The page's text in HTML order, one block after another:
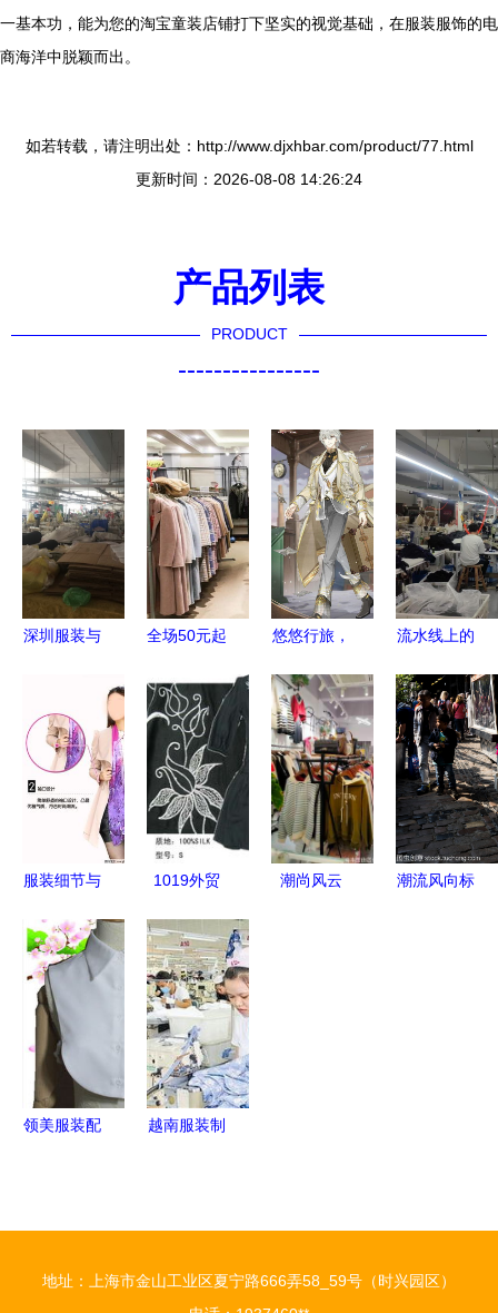
一基本功，能为您的淘宝童装店铺打下坚实的视觉基础，在服装服饰的电
商海洋中脱颖而出。
如若转载，请注明出处：http://www.djxhbar.com/product/77.html
更新时间：2026-08-08 14:26:24
产品列表
PRODUCT
----------------
深圳服装与
的新舞台
全场50元起
大兴这家服
装工厂要南
迁了
悠悠行旅，
德州扒鸡新
装《武林佳
话》
流水线上的
名服装厂工
人的自述
服装细节与
从设计到呈
现的深度融
合
1019外贸
品质与潮流
的完美融合
潮尚风云
潮流风向标
领美服装配
品全览与深
越南服装制
地址：上海市金山工业区夏宁路666弄58_59号（时兴园区）